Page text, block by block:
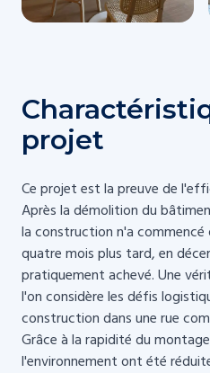
projet
Ce projet est la preuve de
Après la démolition du
la construction n'a commencé
quatre mois plus tard, en
pratiquement achevé. Une
l'on considère les défis
construction dans une rue
Grâce à la rapidité du
l'environnement ont été